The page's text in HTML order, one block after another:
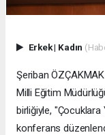
Erkek| Kadın
Şeriban
Milli Eğitim
birliğiyle, "Çocuklara
konferans